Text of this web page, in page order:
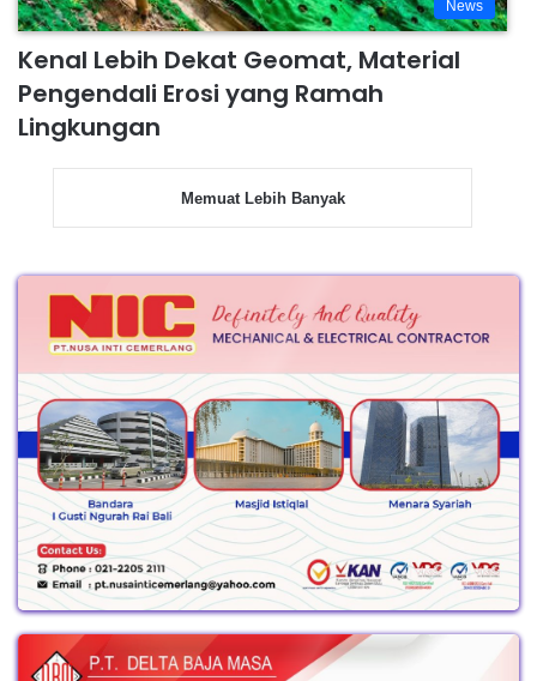
News
Kenal Lebih Dekat Geomat, Material
Pengendali Erosi yang Ramah
Lingkungan
Memuat Lebih Banyak